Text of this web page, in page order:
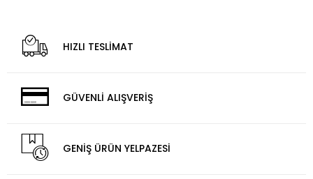
HIZLI TESLİMAT
GÜVENLİ ALIŞVERİŞ
GENİŞ ÜRÜN YELPAZESİ